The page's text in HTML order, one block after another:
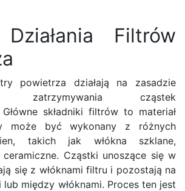
Filtrów
powietrza działają na zasadzie
zatrzymywania cząstek
składniki filtrów to materiał
może być wykonany z różnych
takich jak włókna szklane,
Cząstki unoszące się w
się z włóknami filtru i pozostają na
między włóknami. Proces ten jest